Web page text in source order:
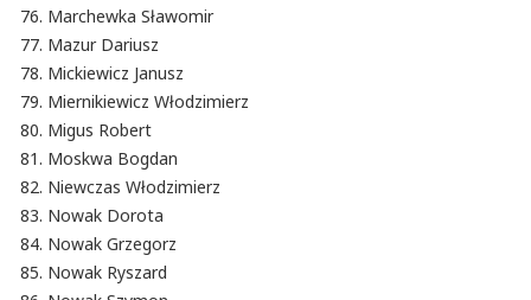
Marchewka Sławomir
Mazur Dariusz
Mickiewicz Janusz
Miernikiewicz Włodzimierz
Migus Robert
Moskwa Bogdan
Niewczas Włodzimierz
Nowak Dorota
Nowak Grzegorz
Nowak Ryszard